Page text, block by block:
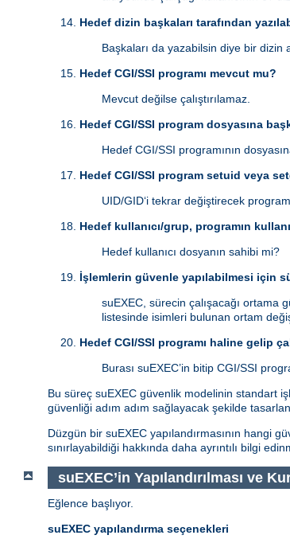
Hedef dizin başkaları tarafından
Başkaları da yazabilsin diye bir dizin
Hedef CGI/SSI programı mevcut mu?
Mevcut değilse çalıştırılamaz.
Hedef CGI/SSI program dosyasına
Hedef CGI/SSI programının
Hedef CGI/SSI program setuid veya
UID/GID‘i tekrar değiştirecek
Hedef kullanıcı/grup, programın
Hedef kullanıcı dosyanın sahibi mi?
İşlemlerin güvenle yapılabilmesi için
suEXEC, sürecin çalışacağı ortama
listesinde isimleri bulunan ortam
Hedef CGI/SSI programı haline gelip
Burası suEXEC’in bitip CGI/SSI
Bu süreç suEXEC güvenlik modelinin standart
güvenliği adım adım sağlayacak şekilde
Düzgün bir suEXEC yapılandırmasının hangi
sınırlayabildiği hakkında daha ayrıntılı bilgi
suEXEC’in Yapılandırılması ve
Eğlence başlıyor.
suEXEC yapılandırma seçenekleri